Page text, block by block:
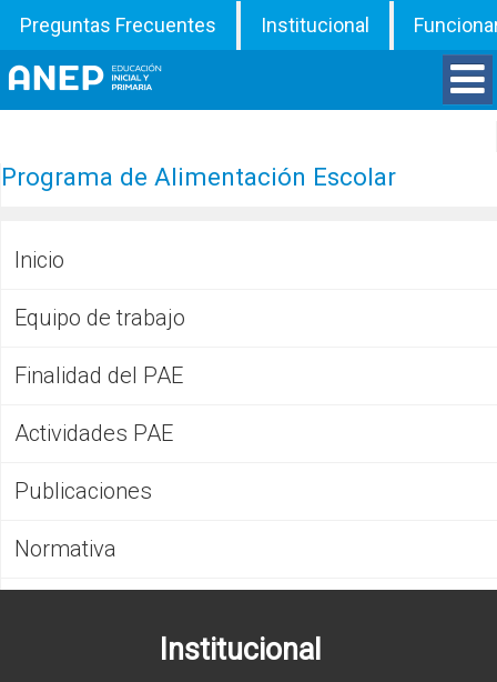
Preguntas Frecuentes Institucional
Inspecciones
Programas
ATD
Documentos
CFP
Programa de Alimentación Escolar
Inicio
Equipo de trabajo
Finalidad del PAE
Actividades PAE
Publicaciones
Normativa
Institucional